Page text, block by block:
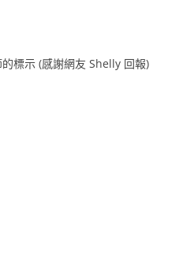
標示 (感謝網友 Shelly 回報)